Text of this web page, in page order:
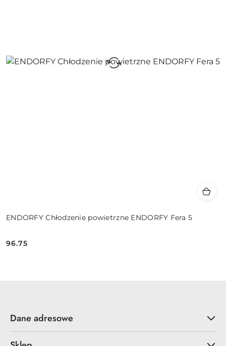
ENDORFY Chłodzenie powietrzne ENDORFY Fera 5
Cena:
96.75
Dane adresowe